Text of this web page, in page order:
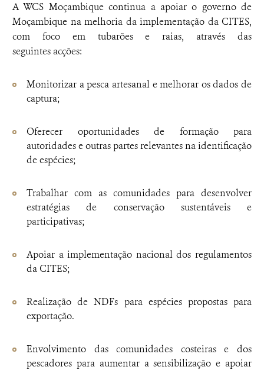
A WCS Moçambique continua a apoiar o governo de
Moçambique na melhoria da implementação da CITES,
com foco em tubarões e raias, através das
seguintes acções:
Monitorizar a pesca artesanal e melhorar os dados de
captura;
Oferecer oportunidades de formação para
autoridades e outras partes relevantes na identificação
de espécies;
Trabalhar com as comunidades para desenvolver
estratégias de conservação sustentáveis e
participativas;
Apoiar a implementação nacional dos regulamentos
da CITES;
Realização de NDFs para espécies propostas para
exportação.
Envolvimento das comunidades costeiras e dos
pescadores para aumentar a sensibilização e apoiar